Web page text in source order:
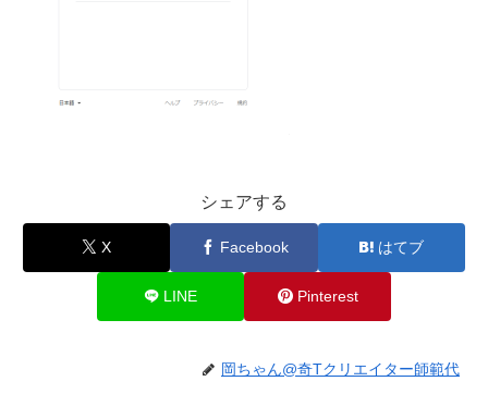
シェアする
X Facebook はてブ
LINE Pinterest
岡ちゃん@奇Tクリエイター師範代